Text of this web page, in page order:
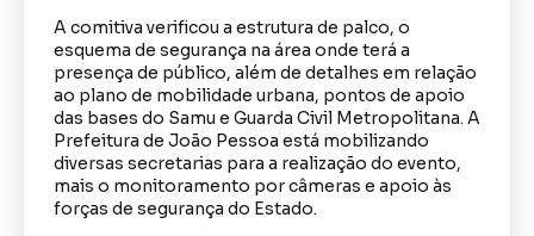
A comitiva verificou a estrutura de palco, o
esquema de segurança na área onde terá a
presença de público, além de detalhes em relação
ao plano de mobilidade urbana, pontos de apoio
das bases do Samu e Guarda Civil Metropolitana. A
Prefeitura de João Pessoa está mobilizando
diversas secretarias para a realização do evento,
mais o monitoramento por câmeras e apoio às
forças de segurança do Estado.